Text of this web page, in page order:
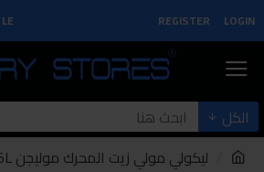
LOGIN
REGISTER
LE
الكل
ليكولي مولي زيت المحرك موليجن 5w-30 5L